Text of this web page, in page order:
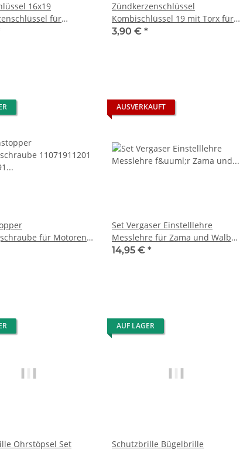
16x19
für
Zündkerzenschlüssel
Kombischlüssel 19 mit Torx für
Freischneider
3,90 € *
für Motoren
Freischneider
AUSVERKAUFT
Set Vergaser Einstelllehre
Messlehre für Zama und Walbro
Vergaser
14,95 € *
Ohrstöpsel Set
AUF LAGER
Schutzbrille Bügelbrille